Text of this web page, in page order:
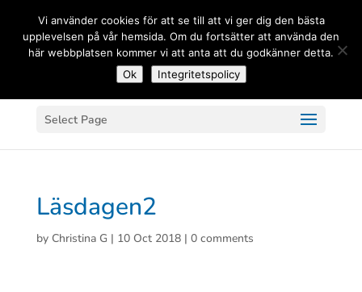
Select Page
Läsdagen2
by Christina G | 10 Oct 2018| 0 comments
Vi använder cookies för att se till att vi ger dig den bästa
upplevelsen på vår hemsida. Om du fortsätter att använda den
här webbplatsen kommer vi att anta att du godkänner detta.
Ok
Integritetspolicy